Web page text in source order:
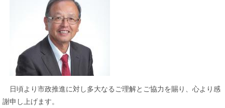
日頃より市政推進に対し多大なるご理解とご協力を賜り、心より感
謝申し上げます。